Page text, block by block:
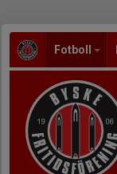
Fotboll